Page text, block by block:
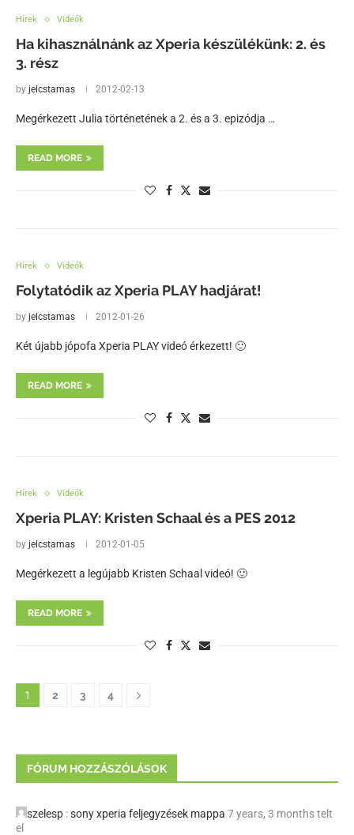
Hírek Videók
Ha kihasználnánk az Xperia készülékünk: 2. és
3. rész
by jelcstamas 2012-02-13
Megérkezett Julia történetének a 2. és a 3. epizódja …
READ MORE
Hírek Videók
Folytatódik az Xperia PLAY hadjárat!
by jelcstamas 2012-01-26
Két újabb jópofa Xperia PLAY videó érkezett! 🙂
READ MORE
Hírek Videók
Xperia PLAY: Kristen Schaal és a PES 2012
by jelcstamas 2012-01-05
Megérkezett a legújabb Kristen Schaal videó! 🙂
READ MORE
1 2 3 4
FÓRUM HOZZÁSZÓLÁSOK
szelesp :sony xperia feljegyzések mappa 7 years, 3 months telt
el